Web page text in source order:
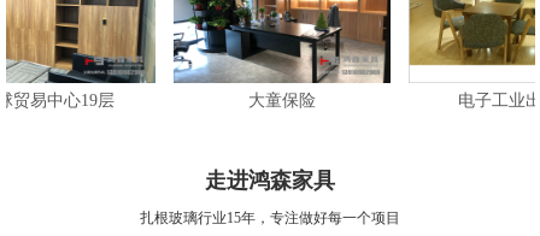
心19层 大童保险 电子工业出版社
走进鸿森家具
扎根玻璃行业15年，专注做好每一个项目